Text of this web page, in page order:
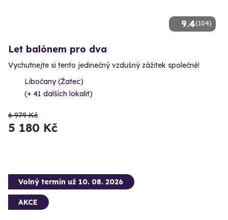
9.4(104)
Let balónem pro dva
Vychutnejte si tento jedinečný vzdušný zážitek společně!
Libočany (Žatec)
(+ 41 dalších lokalit)
6 979 Kč
5 180 Kč
Volný termín už 10. 08. 2026
AKCE